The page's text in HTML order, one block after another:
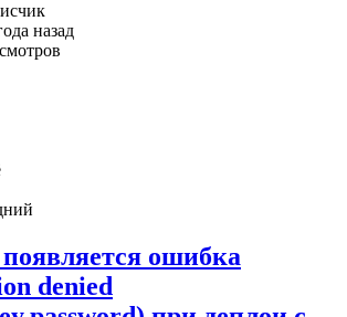
назад
ошибка
denied